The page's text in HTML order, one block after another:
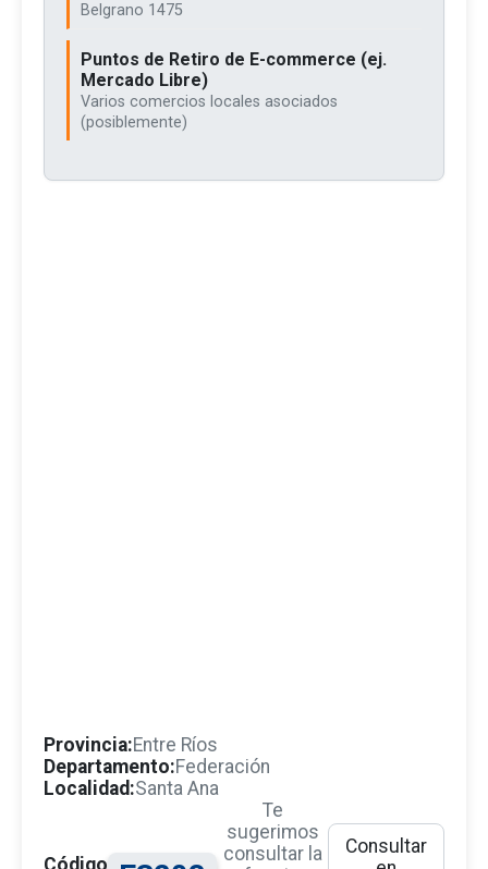
Belgrano 1475
Puntos de Retiro de E-commerce (ej.
Mercado Libre)
Varios comercios locales asociados
(posiblemente)
Provincia:Entre Ríos
Departamento:Federación
Localidad:Santa Ana
Código
Te
sugerimos
consultar la
Consultar